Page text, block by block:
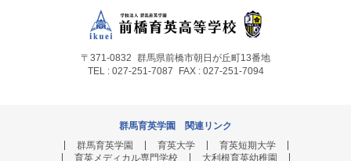
〒371-0832 群馬県前橋市朝日が丘町13番地
TEL : 027-251-7087
FAX : 027-251-7094
群馬育英学園 関連リンク
群馬育英学園
育英大学
育英短期大学
育英メディカル専門学校
大利根育英幼稚園